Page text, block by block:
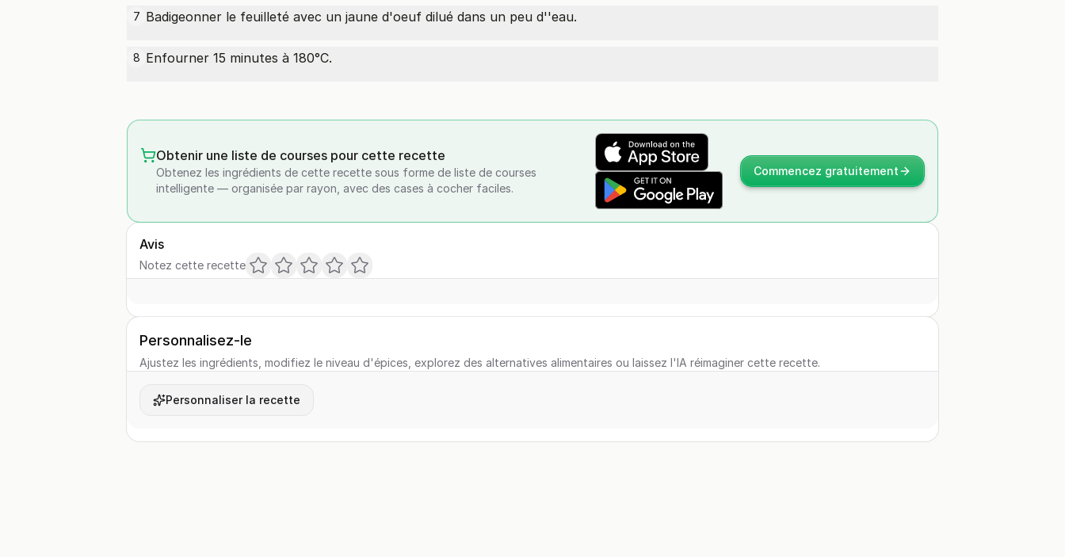
7 Badigeonner le feuilleté avec un jaune d'oeuf dilué dans un peu d''eau.
8 Enfourner 15 minutes à 180°C.
Obtenir une liste de courses pour cette recette
Obtenez les ingrédients de cette recette sous forme de liste de courses
intelligente — organisée par rayon, avec des cases à cocher faciles.
Commencez gratuitement
Avis
Notez cette recette
Personnalisez-le
Ajustez les ingrédients, modifiez le niveau d'épices, explorez des alternatives alimentaires ou laissez l'IA réimaginer cette recette.
Personnaliser la recette